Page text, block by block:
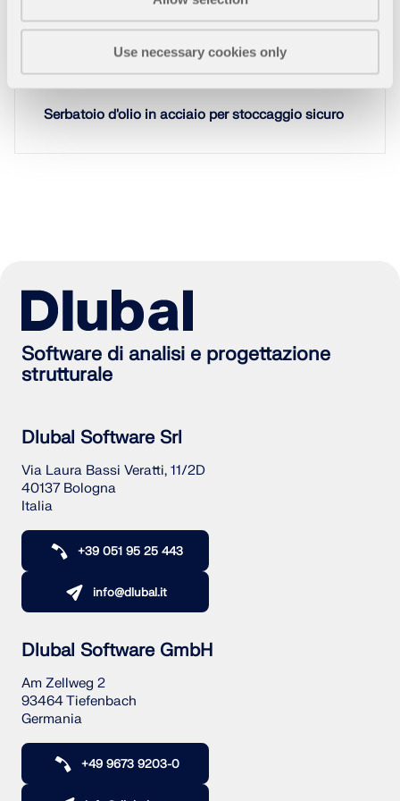
Use necessary cookies only
Geo-Zone Tool
Il servizio online Dlubal fornisce mappe delle zone
per la rapida determinazione dei carichi da neve,
delle velocità del vento e dei dati sismici.
Prodotti obsoleti
Serbatoio d'olio in acciaio per stoccaggio sicuro
Software di analisi e progettazione
strutturale
Dlubal Software Srl
Via Laura Bassi Veratti, 11/2D
40137 Bologna
Italia
+39 051 95 25 443
info@dlubal.it
Dlubal Software GmbH
Am Zellweg 2
93464 Tiefenbach
Germania
+49 9673 9203-0